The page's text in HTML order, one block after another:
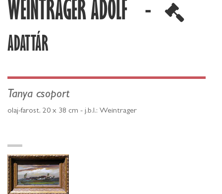
WEINTRAGER ADOLF -
ADATTÁR
Tanya csoport
olaj-farost, 20 x 38 cm - j.b.l.: Weintrager